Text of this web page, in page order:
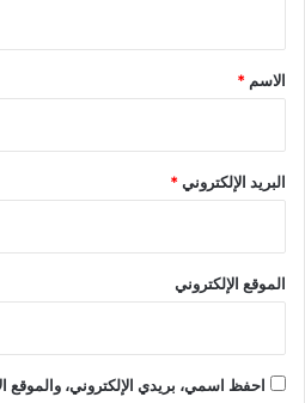
*
الاسم *
البريد الإلكتروني*
الموقع الإلكتروني
احفظ اسمي، بريدي الإلكتروني، والموقع